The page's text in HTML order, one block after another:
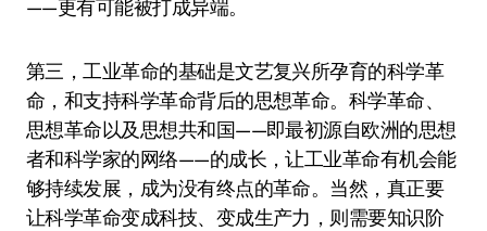
——更有可能被打成异端。
第三，工业革命的基础是文艺复兴所孕育的科学革
命，和支持科学革命背后的思想革命。科学革命、
思想革命以及思想共和国——即最初源自欧洲的思想
者和科学家的网络——的成长，让工业革命有机会能
够持续发展，成为没有终点的革命。当然，真正要
让科学革命变成科技、变成生产力，则需要知识阶